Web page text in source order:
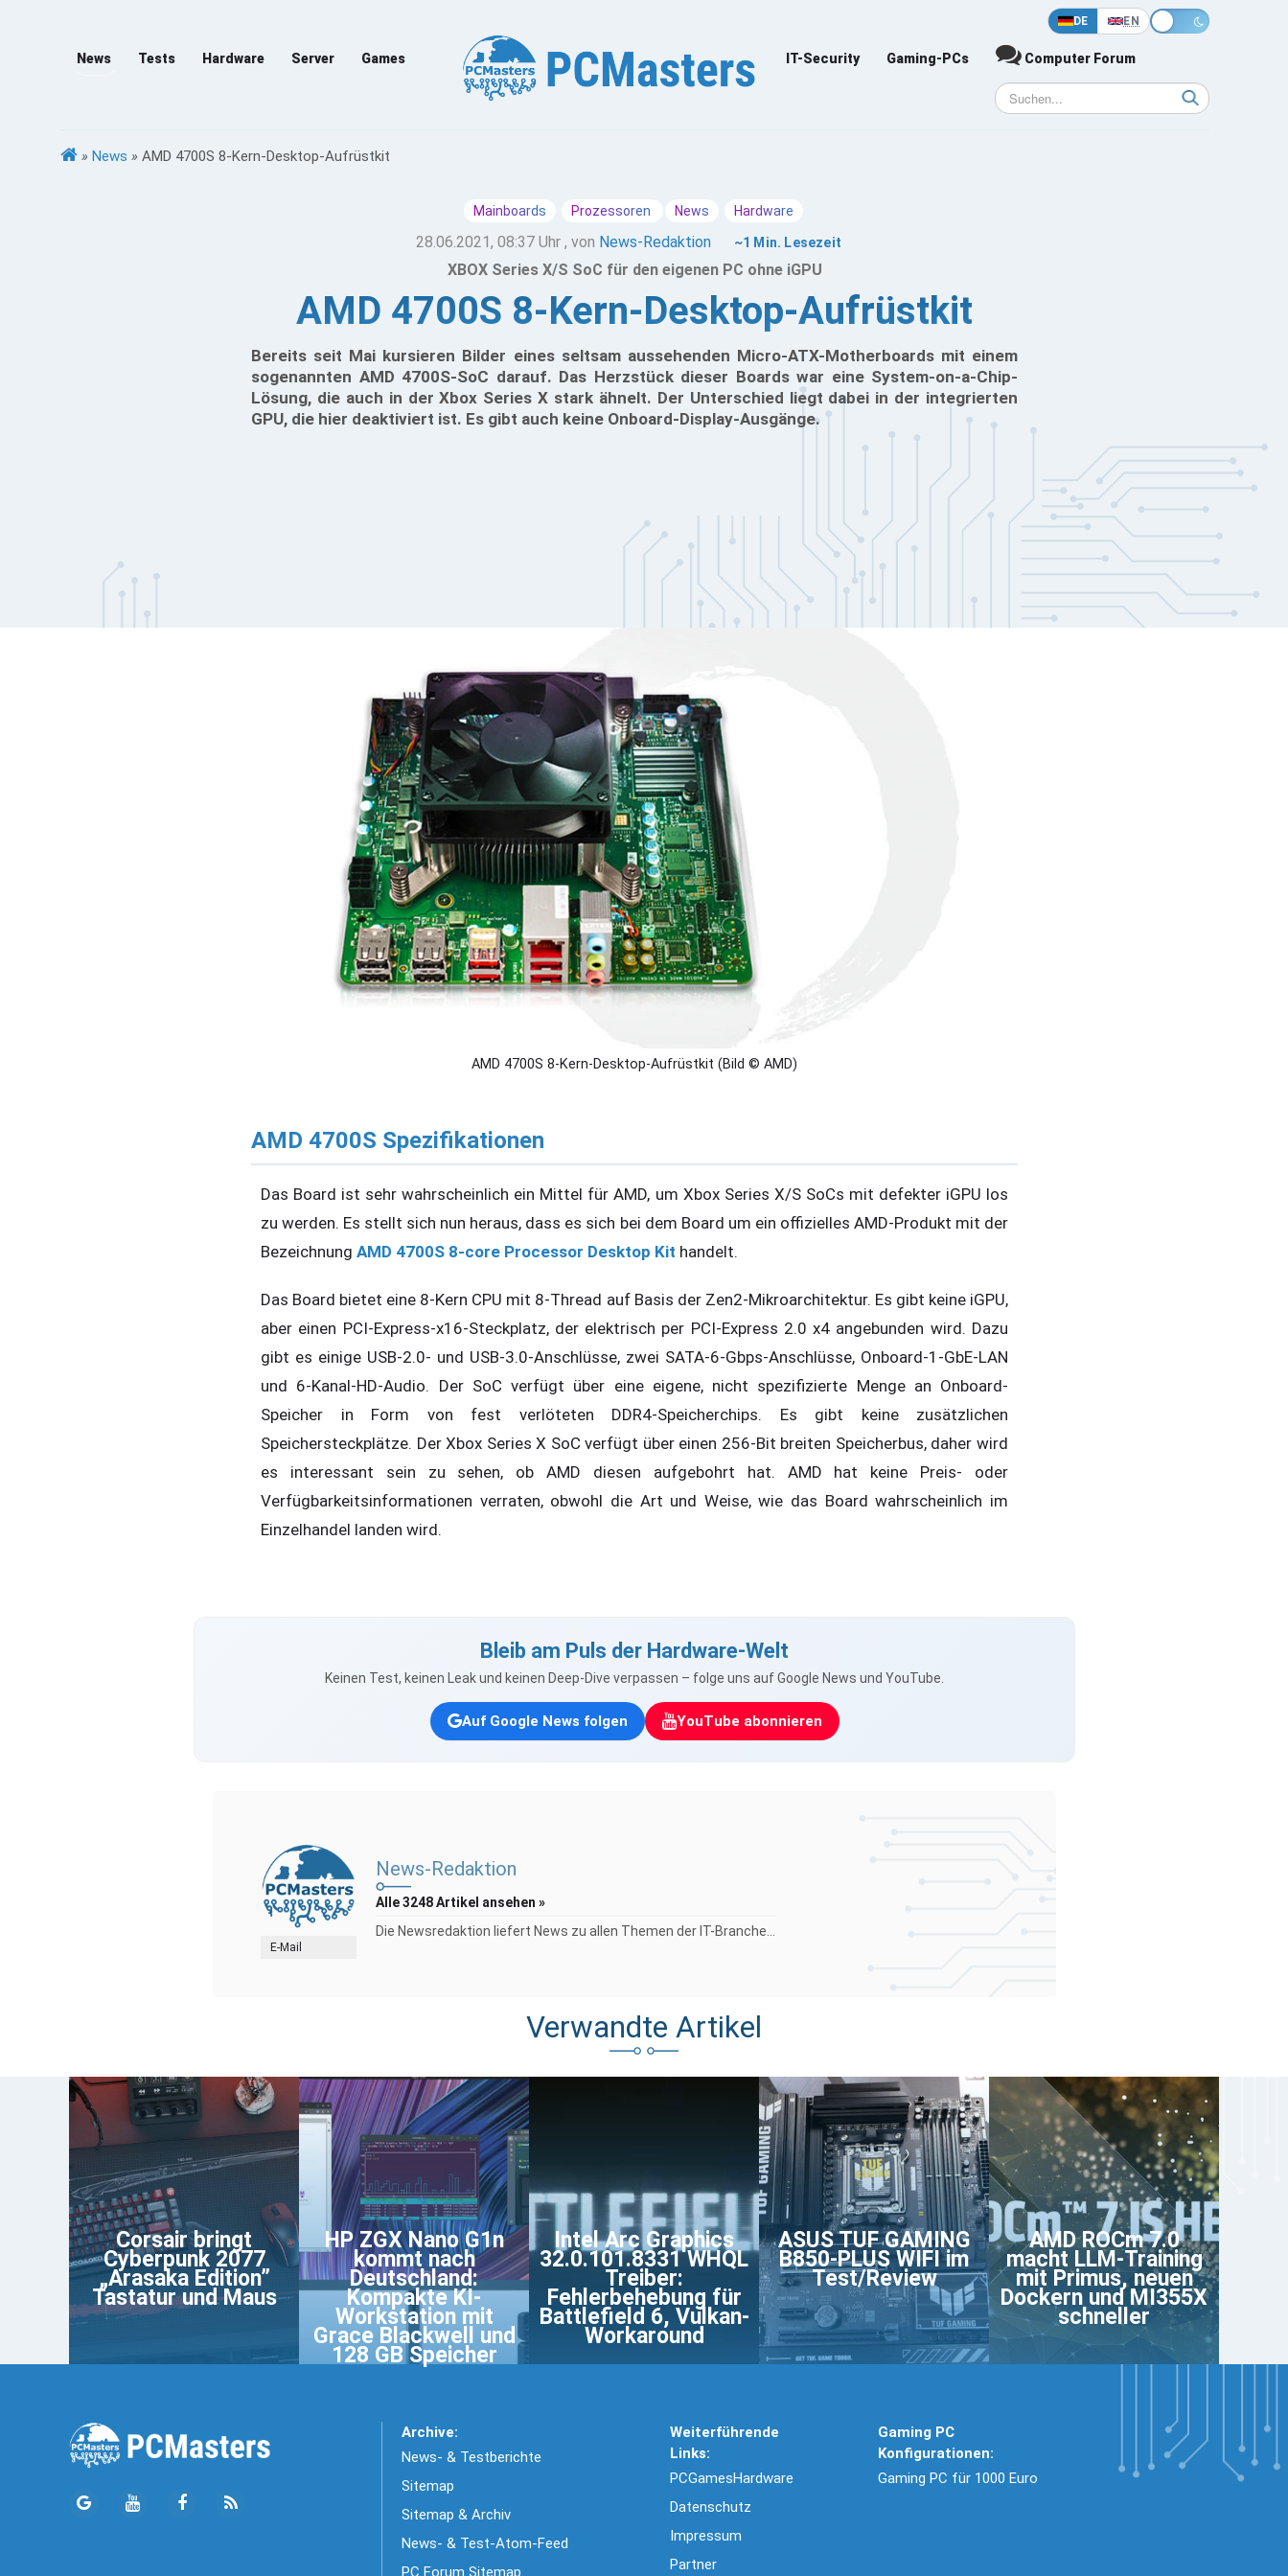
DE EN
News Tests Hardware Server Games IT-Security Gaming-PCs Computer Forum
» News » AMD 4700S 8-Kern-Desktop-Aufrüstkit
Mainboards Prozessoren News Hardware
28.06.2021, 08:37 Uhr , von News-Redaktion ~1 Min. Lesezeit
XBOX Series X/S SoC für den eigenen PC ohne iGPU
AMD 4700S 8-Kern-Desktop-Aufrüstkit
Bereits seit Mai kursieren Bilder eines seltsam aussehenden Micro-ATX-Motherboards mit einem
sogenannten AMD 4700S-SoC darauf. Das Herzstück dieser Boards war eine System-on-a-Chip-
Lösung, die auch in der Xbox Series X stark ähnelt. Der Unterschied liegt dabei in der integrierten
GPU, die hier deaktiviert ist. Es gibt auch keine Onboard-Display-Ausgänge.
AMD 4700S 8-Kern-Desktop-Aufrüstkit (Bild © AMD)
AMD 4700S Spezifikationen
Das Board ist sehr wahrscheinlich ein Mittel für AMD, um Xbox Series X/S SoCs mit defekter iGPU los
zu werden. Es stellt sich nun heraus, dass es sich bei dem Board um ein offizielles AMD-Produkt mit der
Bezeichnung AMD 4700S 8-core Processor Desktop Kit handelt.
Das Board bietet eine 8-Kern CPU mit 8-Thread auf Basis der Zen2-Mikroarchitektur. Es gibt keine iGPU,
aber einen PCI-Express-x16-Steckplatz, der elektrisch per PCI-Express 2.0 x4 angebunden wird. Dazu
gibt es einige USB-2.0- und USB-3.0-Anschlüsse, zwei SATA-6-Gbps-Anschlüsse, Onboard-1-GbE-LAN
und 6-Kanal-HD-Audio. Der SoC verfügt über eine eigene, nicht spezifizierte Menge an Onboard-
Speicher in Form von fest verlöteten DDR4-Speicherchips. Es gibt keine zusätzlichen
Speichersteckplätze. Der Xbox Series X SoC verfügt über einen 256-Bit breiten Speicherbus, daher wird
es interessant sein zu sehen, ob AMD diesen aufgebohrt hat. AMD hat keine Preis- oder
Verfügbarkeitsinformationen verraten, obwohl die Art und Weise, wie das Board wahrscheinlich im
Einzelhandel landen wird.
Bleib am Puls der Hardware-Welt
Keinen Test, keinen Leak und keinen Deep-Dive verpassen – folge uns auf Google News und YouTube.
Auf Google News folgen YouTube abonnieren
E-Mail
News-Redaktion
Alle 3248 Artikel ansehen »
Die Newsredaktion liefert News zu allen Themen der IT-Branche...
Verwandte Artikel
Corsair bringt
Cyberpunk 2077
„Arasaka Edition”
Tastatur und Maus
HP ZGX Nano G1n
kommt nach
Deutschland:
Kompakte KI-
Workstation mit
Grace Blackwell und
128 GB Speicher
Intel Arc Graphics
32.0.101.8331 WHQL
Treiber:
Fehlerbehebung für
Battlefield 6, Vulkan-
Workaround
ASUS TUF GAMING
B850-PLUS WIFI im
Test/Review
AMD ROCm 7.0
macht LLM-Training
mit Primus, neuen
Dockern und MI355X
schneller
Archive:
News- & Testberichte
Sitemap
Sitemap & Archiv
News- & Test-Atom-Feed
PC Forum Sitemap
Weiterführende
Links:
PCGamesHardware
Datenschutz
Impressum
Partner
Gaming PC
Konfigurationen:
Gaming PC für 1000 Euro